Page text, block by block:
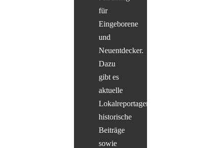
für
Eingeborene
und
Neuentdecker.
Dazu
gibt es
aktuelle
Lokalreportagen,
historische
Beiträge
sowie